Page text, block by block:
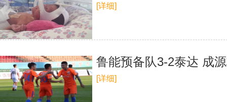
[详细]
鲁能预备队3-2泰达 成
[详细]